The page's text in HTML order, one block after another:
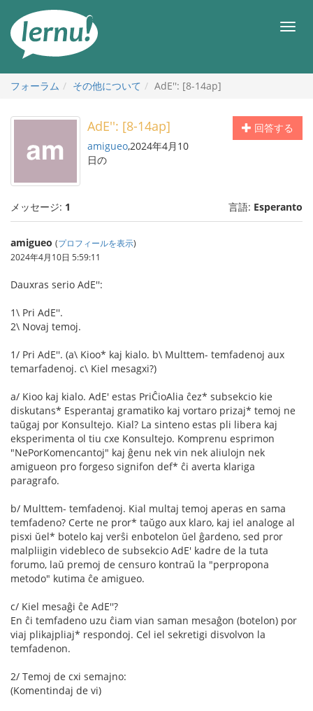
メ
フォーラム
その他について AdE'': [8-14ap]
回答する
AdE'': [8-14ap]
amigueo,2024年4月10
日の
メッセージ: 1 言語: Esperanto
amigueo (プロフィールを表示)
2024年4月10日 5:59:11
Dauxras serio AdE'':
1\ Pri AdE''.
2\ Novaj temoj.
1/ Pri AdE''. (a\ Kioo* kaj kialo. b\ Multtem- temfadenoj aux
temarfadenoj. c\ Kiel mesagxi?)
a/ Kioo kaj kialo. AdE' estas PriĈioAlia ĉez* subsekcio kie
diskutans* Esperantaj gramatiko kaj vortaro prizaj* temoj ne
taŭgaj por Konsultejo. Kial? La sinteno estas pli libera kaj
eksperimenta ol tiu cxe Konsultejo. Komprenu esprimon
"NePorKomencantoj" kaj ĝenu nek vin nek aliulojn nek
amigueon pro forgeso signifon def* ĉi averta klariga
paragrafo.
b/ Multtem- temfadenoj. Kial multaj temoj aperas en sama
temfadeno? Certe ne pror* taŭgo aux klaro, kaj iel analoge al
pisxi ŭel* botelo kaj verŝi enbotelon ŭel ĝardeno, sed pror
malpliigin videbleco de subsekcio AdE' kadre de la tuta
forumo, laŭ premoj de censuro kontraŭ la "perpropona
metodo" kutima ĉe amigueo.
c/ Kiel mesaĝi ĉe AdE''?
En ĉi temfadeno uzu ĉiam vian saman mesaĝon (botelon) por
viaj plikajpliaj* respondoj. Cel iel sekretigi disvolvon la
temfadenon.
2/ Temoj de cxi semajno:
(Komentindaj de vi)